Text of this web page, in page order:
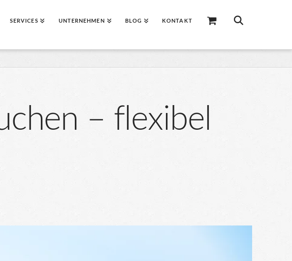
SERVICES UNTERNEHMEN BLOG KONTAKT
– flexibel